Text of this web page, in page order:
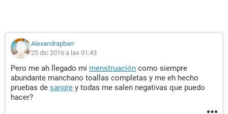
Alexandrapbarr
25 dic 2016 a las 01:43
Pero me ah llegado mi menstruación como siempre
abundante manchano toallas completas y me eh hecho
pruebas de sangre y todas me salen negativas que puedo
hacer?